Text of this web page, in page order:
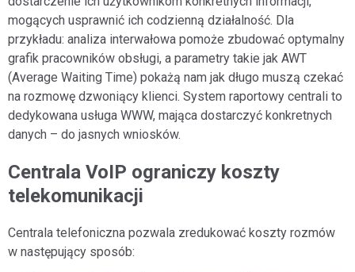
mogących usprawnić ich codzienną działalność. Dla
przykładu: analiza interwałowa pomoże zbudować optymalny
grafik pracowników obsługi, a parametry takie jak AWT
(Average Waiting Time) pokażą nam jak długo muszą czekać
na rozmowę dzwoniący klienci. System raportowy centrali to
dedykowana usługa WWW, mająca dostarczyć konkretnych
danych – do jasnych wniosków.
Centrala VoIP ograniczy koszty
telekomunikacji
Centrala telefoniczna pozwala zredukować koszty rozmów
w następujący sposób: